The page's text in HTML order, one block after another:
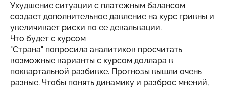
Ухудшение ситуации с платежным балансом
создает дополнительное давление на курс гривны и
увеличивает риски по ее девальвации.
Что будет с курсом
"Страна" попросила аналитиков просчитать
возможные варианты с курсом доллара в
поквартальной разбивке. Прогнозы вышли очень
разные. Чтобы понять динамику и разброс мнений,